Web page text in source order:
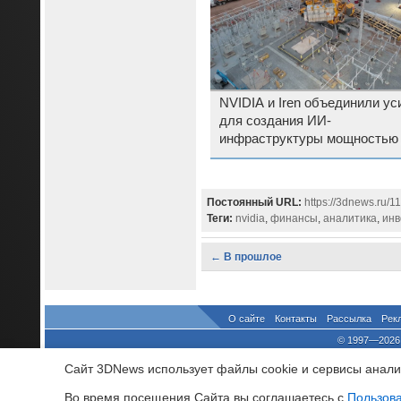
NVIDIA и Iren объединили
для создания ИИ-
инфраструктуры мощностью
ГВт
Постоянный URL: https://3dnews.ru/
Теги: nvidia, финансы, аналитика,
← В прошлое
О сайте Контакты Рассылка
© 1997—2026
При цитировании
Сайт 3DNews использует файлы cookie и сервисы
Во время посещения Cайта вы соглашаетесь с